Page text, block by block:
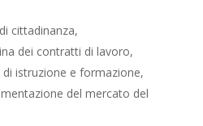
cittadinanza,
dei contratti di lavoro,
istruzione e formazione,
del mercato del